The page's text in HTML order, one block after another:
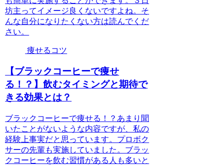
坊主ってイメージ良くないですよね。そ
んな自分になりたくない方は読んでくだ
さい。
痩せるコツ
【ブラックコーヒーで痩せ
る！？】飲むタイミングと期待で
きる効果とは？
ブラックコーヒーで痩せる！？あまり聞
いたことがないような内容ですが、私の
経験上事実だと思っています。プロボク
サーの先輩も実施していました。ブラッ
クコーヒーを飲む習慣がある人も多いと